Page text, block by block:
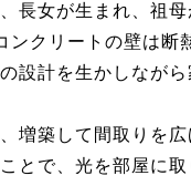
長女が生まれ、祖
クリートの壁は断
設計を生かしなが
増築して間取りを
とで、光を部屋に